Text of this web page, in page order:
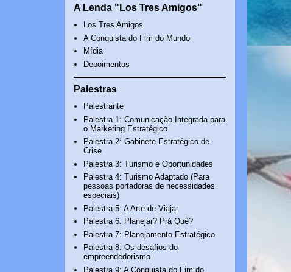
A Lenda "Los Tres Amigos"
Los Tres Amigos
A Conquista do Fim do Mundo
Mídia
Depoimentos
Palestras
Palestrante
Palestra 1: Comunicação Integrada para
o Marketing Estratégico
Palestra 2: Gabinete Estratégico de
Crise
Palestra 3: Turismo e Oportunidades
Palestra 4: Turismo Adaptado (Para
pessoas portadoras de necessidades
especiais)
Palestra 5: A Arte de Viajar
Palestra 6: Planejar? Prá Quê?
Palestra 7: Planejamento Estratégico
Palestra 8: Os desafios do
empreendedorismo
Palestra 9: A Conquista do Fim do